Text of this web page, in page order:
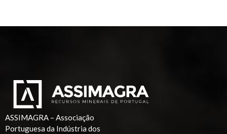
ASSIMAGRA – Associação
Portuguesa da Indústria dos